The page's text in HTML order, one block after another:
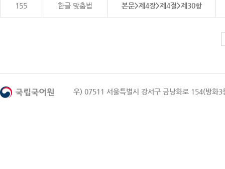
155 한글 맞춤법 본문>제4장>제4절>제30항
우) 07511 서울특별시 강서구 금낭화로 154(방화3